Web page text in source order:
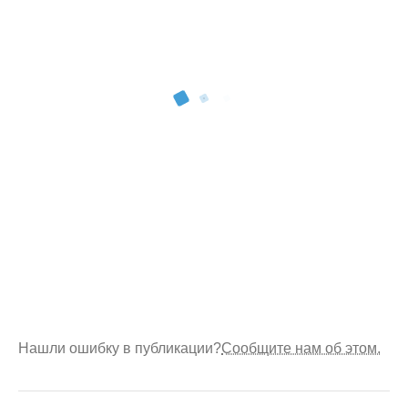
Нашли ошибку в публикации?Сообщите нам об этом.